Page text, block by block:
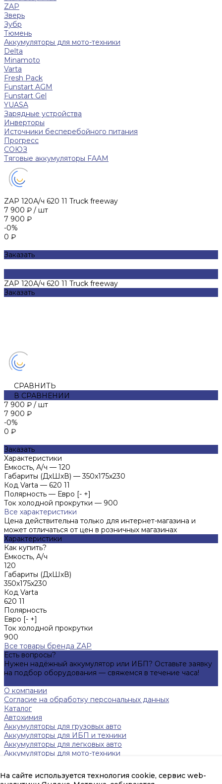
На сайте используется технология cookie, сервис web-
ZAP
Зверь
Зубр
Тюмень
Аккумуляторы для мото-техники
Delta
Minamoto
Varta
Fresh Pack
Funstart AGM
Funstart Gel
YUASA
Зарядные устройства
Инверторы
Источники бесперебойного питания
Прогресс
СОЮЗ
Тяговые аккумуляторы FAAM
ZAP 120А/ч 620 11 Truck freeway
7 900 ₽ / шт
7 900 ₽
-0%
0 ₽
Заказать
ZAP 120А/ч 620 11 Truck freeway
Заказать
СРАВНИТЬ
В СРАВНЕНИИ
7 900 ₽ / шт
7 900 ₽
-0%
0 ₽
Заказать
Характеристики
Ёмкость, А/ч — 120
Габариты (ДхШхВ) — 350x175x230
Код Varta — 620 11
Полярность — Евро [- +]
Ток холодной прокрутки — 900
Все характеристики
Цена действительна только для интернет-магазина и
может отличаться от цен в розничных магазинах
Характеристики
Как купить?
Ёмкость, А/ч
120
Габариты (ДхШхВ)
350x175x230
Код Varta
620 11
Полярность
Евро [- +]
Ток холодной прокрутки
900
Все товары бренда ZAP
Есть вопросы?
Нужен надёжный аккумулятор или ИБП? Оставьте заявку
на подбор оборудования — свяжемся в течение часа!
О компании
Согласие на обработку персональных данных
Каталог
Автохимия
Аккумуляторы для грузовых авто
Аккумуляторы для ИБП и техники
Аккумуляторы для легковых авто
Аккумуляторы для мото-техники
Инверторы
Источники бесперебойного питания